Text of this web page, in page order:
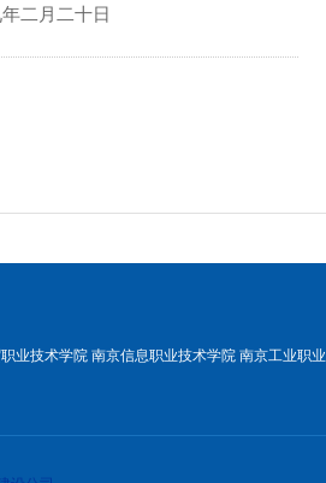
十日
业技术学院 南京信息职业技术学院 南京工业职业